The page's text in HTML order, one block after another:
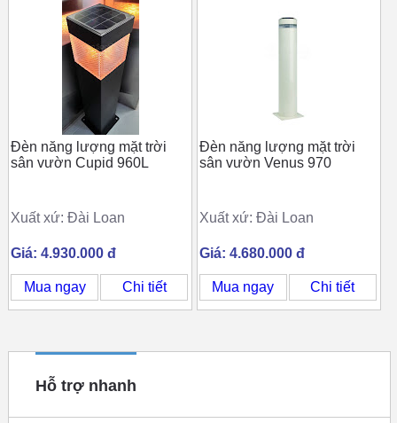
Đèn năng lượng mặt trời
sân vườn Cupid 960L
Xuất xứ: Đài Loan
Giá: 4.930.000 đ
Mua ngay Chi tiết
Đèn năng lượng mặt trời
sân vườn Venus 970
Xuất xứ: Đài Loan
Giá: 4.680.000 đ
Mua ngay Chi tiết
Hỗ trợ nhanh